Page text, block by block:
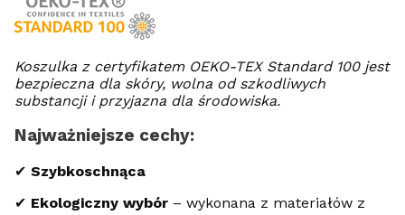
Koszulka z certyfikatem OEKO-TEX Standard 100 jest
bezpieczna dla skóry, wolna od szkodliwych
substancji i przyjazna dla środowiska.
Najważniejsze cechy:
✔ Szybkoschnąca
✔ Ekologiczny wybór – wykonana z materiałów z